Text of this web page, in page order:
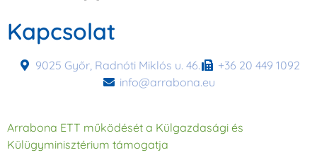
Kapcsolat
9025 Győr, Radnóti Miklós u. 46.
+36 20 449 1092
info@arrabona.eu
Arrabona ETT működését a Külgazdasági és
Külügyminisztérium támogatja